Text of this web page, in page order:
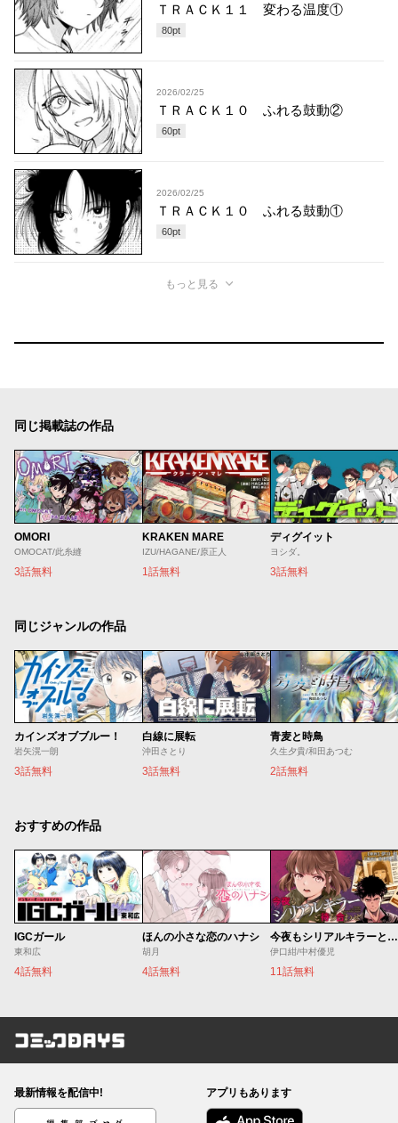
ＴＲＡＣＫ１１ 変わる温度①
80pt
2026/02/25
ＴＲＡＣＫ１０ ふれる鼓動②
60pt
2026/02/25
ＴＲＡＣＫ１０ ふれる鼓動①
60pt
もっと見る
同じ掲載誌の作品
OMORI
OMOCAT/此糸縫
3話無料
KRAKEN MARE
IZU/HAGANE/原正人
1話無料
ディグイット
ヨシダ。
3話無料
同じジャンルの作品
カインズオブブルー！
岩矢滉一朗
3話無料
白線に展転
沖田さとり
3話無料
青麦と時鳥
久生夕貴/和田あつむ
2話無料
おすすめの作品
IGCガール
東和広
4話無料
ほんの小さな恋のハナシ
胡月
4話無料
今夜もシリアルキラーと待ち合わせ
伊口紺/中村優児
11話無料
コミックDAYS
最新情報を配信中!
編集部ブログ
アプリもあります